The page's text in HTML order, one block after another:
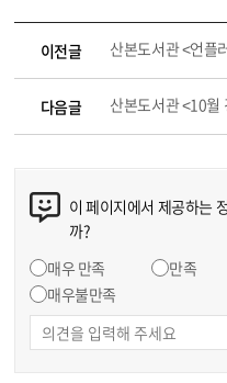
이전글 산본도서관 <언플
다음글 산본도서관 <10월
이 페이지에서 제공하는
까?
매우 만족
만족
매우불만족